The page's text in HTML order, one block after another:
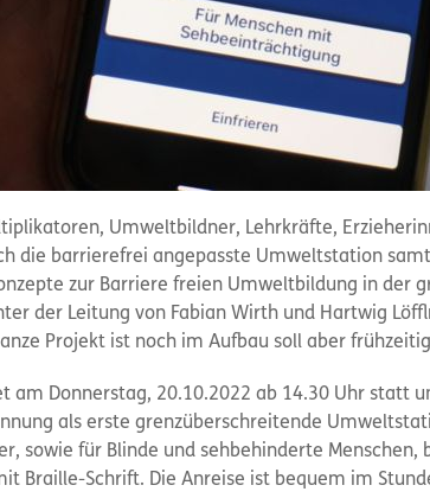
Umweltbildner, Lehrkräfte,
die barrierefrei angepasste Umweltstation
zur Barriere freien Umweltbildung in der
der Leitung von Fabian Wirth und Hartwig
Projekt ist noch im Aufbau soll aber
am Donnerstag, 20.10.2022 ab 14.30 Uhr statt
als erste grenzüberschreitende
sowie für Blinde und sehbehinderte Menschen,
Braille-Schrift. Die Anreise ist bequem im